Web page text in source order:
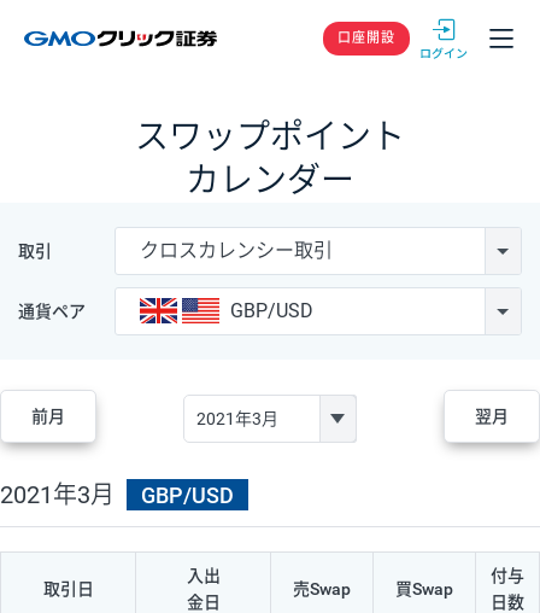
GMOクリック
口座開設
スワップポイント
カレンダー
取引 クロスカレンシー取引
通貨ペア GBP/USD
前月 翌月
2021年3月 GBP/USD
取引日
入出
金日
売Swap 買Swap
付与
日数